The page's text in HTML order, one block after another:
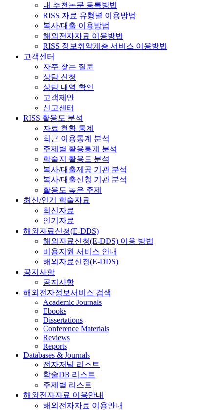
내 추천논문 등록방법
RISS 자료 유형별 이용방법
복사/대출 이용방법
해외전자자료 이용방법
RISS 정보취약계층 서비스 이용방법
고객센터
자주 찾는 질문
상담 신청
상담 내역 확인
고객제안
신고센터
RISS 활용도 분석
자료 현황 통계
최근 이용통계 분석
주제별 활용통계 분석
학술지 활용도 분석
복사/대출제공 기관 분석
복사/대출신청 기관 분석
활용도 높은 주제
최신/인기 학술자료
최신자료
인기자료
해외자료신청(E-DDS)
해외자료신청(E-DDS) 이용 방법
비용지원 서비스 안내
해외자료신청(E-DDS)
공지사항
공지사항
해외전자정보서비스 검색
Academic Journals
Ebooks
Dissertations
Conference Materials
Reviews
Reports
Databases & Journals
전자저널 리스트
학술DB 리스트
주제별 리스트
해외전자자료 이용안내
해외전자자료 이용안내